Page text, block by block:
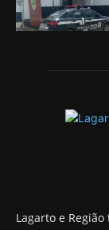
Lagarto e